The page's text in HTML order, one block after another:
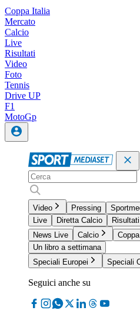
Coppa Italia
Mercato
Calcio
Live
Risultati
Video
Foto
Tennis
Drive UP
F1
MotoGp
Video Pressing
Live
Diretta Calcio
News Live
Calcio
Un libro a settimana
Speciali Europei
Speciali
Seguici anche su